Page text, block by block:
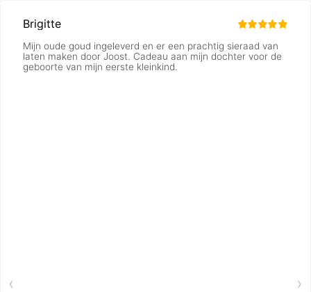
Brigitte
Mijn oude goud ingeleverd en er een prachtig sieraad van
laten maken door Joost. Cadeau aan mijn dochter voor de
geboorte van mijn eerste kleinkind.
‹ ›